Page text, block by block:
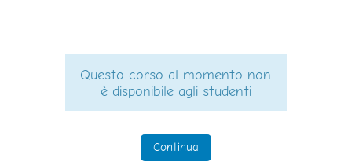
Questo corso al momento non
è disponibile agli studenti
Continua